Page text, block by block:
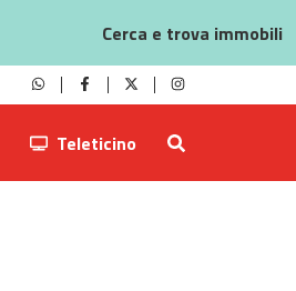
Cerca e trova immobili
Teleticino